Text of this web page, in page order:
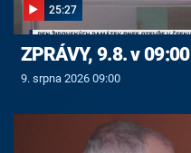
25:27
ZPRÁVY, 9.8. v 09:00
9. srpna 2026 09:00